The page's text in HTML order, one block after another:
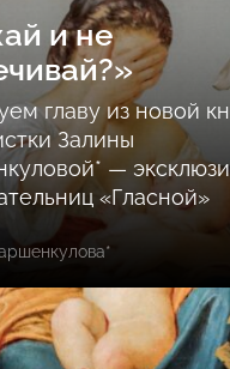
и не
главу из новой
Залины
—
«Гласной»